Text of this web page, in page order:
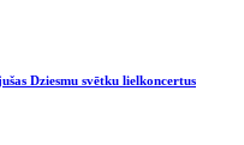
Dziesmu svētku lielkoncertus